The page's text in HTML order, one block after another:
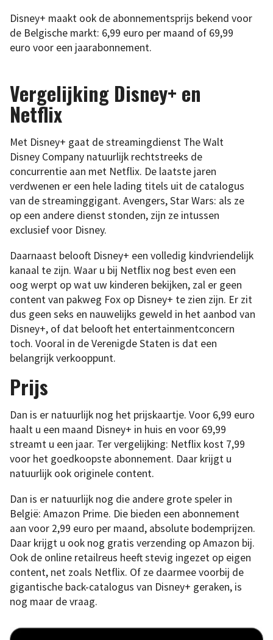
Disney+ maakt ook de abonnementsprijs bekend voor
de Belgische markt: 6,99 euro per maand of 69,99
euro voor een jaarabonnement.
Vergelijking Disney+ en
Netflix
Met Disney+ gaat de streamingdienst The Walt
Disney Company natuurlijk rechtstreeks de
concurrentie aan met Netflix. De laatste jaren
verdwenen er een hele lading titels uit de catalogus
van de streaminggigant. Avengers, Star Wars: als ze
op een andere dienst stonden, zijn ze intussen
exclusief voor Disney.
Daarnaast belooft Disney+ een volledig kindvriendelijk
kanaal te zijn. Waar u bij Netflix nog best even een
oog werpt op wat uw kinderen bekijken, zal er geen
content van pakweg Fox op Disney+ te zien zijn. Er zit
dus geen seks en nauwelijks geweld in het aanbod van
Disney+, of dat belooft het entertainmentconcern
toch. Vooral in de Verenigde Staten is dat een
belangrijk verkooppunt.
Prijs
Dan is er natuurlijk nog het prijskaartje. Voor 6,99 euro
haalt u een maand Disney+ in huis en voor 69,99
streamt u een jaar. Ter vergelijking: Netflix kost 7,99
voor het goedkoopste abonnement. Daar krijgt u
natuurlijk ook originele content.
Dan is er natuurlijk nog die andere grote speler in
België: Amazon Prime. Die bieden een abonnement
aan voor 2,99 euro per maand, absolute bodemprijzen.
Daar krijgt u ook nog gratis verzending op Amazon bij.
Ook de online retailreus heeft stevig ingezet op eigen
content, net zoals Netflix. Of ze daarmee voorbij de
gigantische back-catalogus van Disney+ geraken, is
nog maar de vraag.